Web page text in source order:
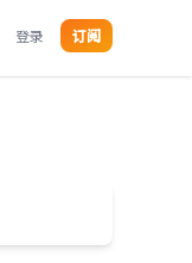
登录 订阅